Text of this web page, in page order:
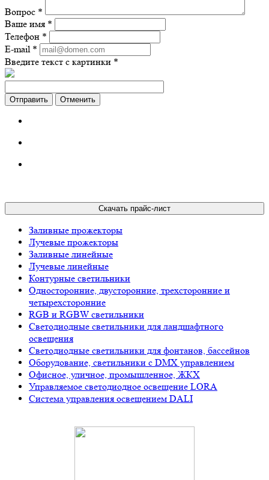
Вопрос *
Ваше имя *
Телефон *
E-mail *
Введите текст с картинки *
Отменить
Скачать прайс-лист
Заливные прожекторы
Лучевые прожекторы
Заливные линейные
Лучевые линейные
Контурные светильники
Односторонние, двусторонние, трехсторонние и
четырехсторонние
RGB и RGBW светильники
Светодиодные светильники для ландшафтного
освещения
Светодиодные светильники для фонтанов, бассейнов
Оборудование, светильники с DMX управлением
Офисное, уличное, промышленное, ЖКХ
Управляемое светодиодное освещение LORA
Система управления освещением DALI